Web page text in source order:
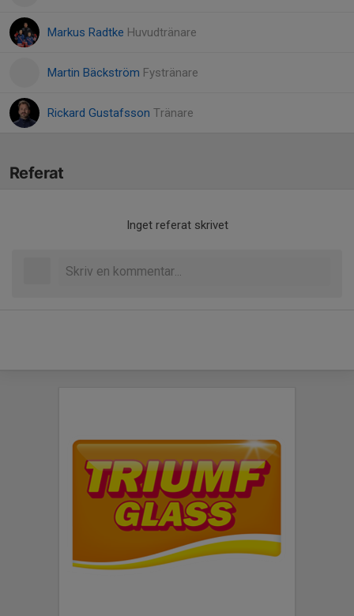
Markus Radtke Huvudtränare
Martin Bäckström Fystränare
Rickard Gustafsson Tränare
Referat
Inget referat skrivet